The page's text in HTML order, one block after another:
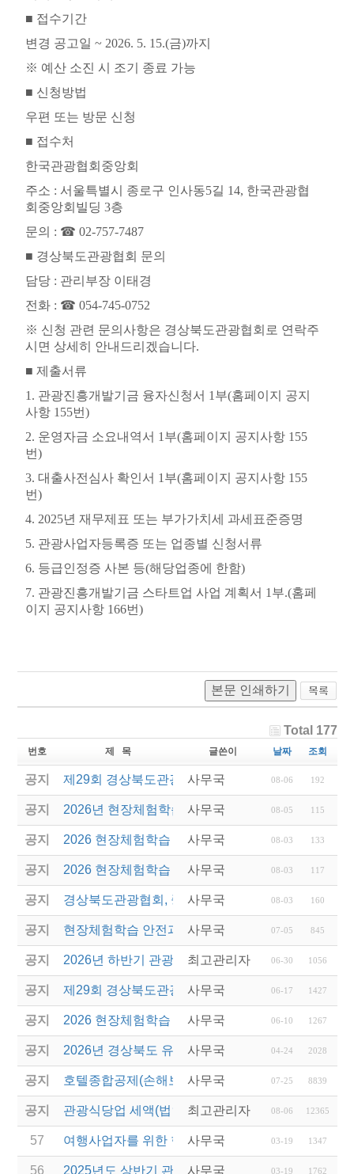
■ 접수기간
변경 공고일 ~ 2026. 5. 15.(금)까지
※ 예산 소진 시 조기 종료 가능
■ 신청방법
우편 또는 방문 신청
■ 접수처
한국관광협회중앙회
주소 : 서울특별시 종로구 인사동5길 14, 한국관광협
회중앙회빌딩 3층
문의 : ☎ 02-757-7487
■ 경상북도관광협회 문의
담당 : 관리부장 이태경
전화 : ☎ 054-745-0752
※ 신청 관련 문의사항은 경상북도관광협회로 연락주
시면 상세히 안내드리겠습니다.
■ 제출서류
1. 관광진흥개발기금 융자신청서 1 부(홈페이지 공지
사항 155번)
2. 운영자금 소요내역서 1 부(홈페이지 공지사항 155
번)
3. 대출사전심사 확인서 1 부(홈페이지 공지사항 155
번)
4. 2025년 재무제표 또는 부가가치세 과세표준증명
5. 관광사업자등록증 또는 업종별 신청서류
6. 등급인정증 사본 등(해당업종에 한함)
7. 관광진흥개발기금 스타트업 사업 계획서 1 부.(홈페
이지 공지사항 166번)
본문 인쇄하기
Total 177
번호 제 목 글쓴이 날짜 조회
공지 제29회 경상북도관광기념품공모전 결과발표
사무국 08-06 192
공지 2026년 현장체험학습 안전과정(신규.재강습) 교육
사무국 08-05 115
공지 2026 현장체험학습 안전과정 교육(신규. 재강습)
사무국 08-03 133
공지 2026 현장체험학습 안전과정(신규. 재강습) 교육 성
사무국 08-03 117
공지 경상북도관광협회, 중국 단동 해외여행상품 개발 팸
사무국 08-03 160
공지 현장체험학습 안전과정(신규/재강습) 안내
사무국 07-05 845
공지 2026년 하반기 관광진흥개발기금 융자 시행 안내
최고관리자 06-30 1056
공지 제29회 경상북도관광기념품공모전 개최
사무국 06-17 1427
공지 2026 현장체험학습 안전과정(신규.재강습)
사무국 06-10 1267
공지 2026년 경상북도 유니크베뉴를 활용한 MICE행사
사무국 04-24 2028
공지 호텔종합공제(손해보험) 서비스 안내
사무국 07-25 8839
공지 관광식당업 세액(법인세 및 소득세)감면 제도 안내
최고관리자 08-06 12365
57 여행사업자를 위한 현금영수증 관련 웨비나 실시
사무국 03-19 1347
56 2025년도 상반기 관광진흥개발기금 융자 시행 변
사무국 03-19 1762